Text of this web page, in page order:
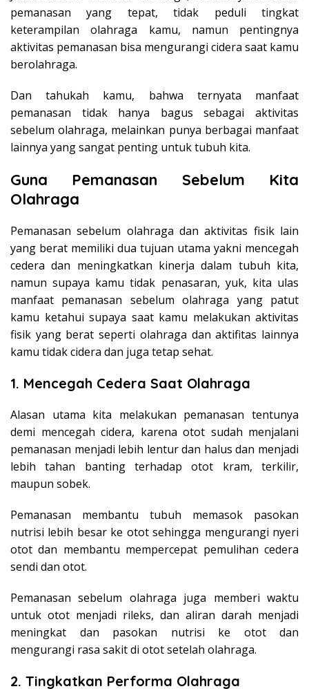
pemanasan yang tepat, tidak peduli tingkat
keterampilan olahraga kamu, namun pentingnya
aktivitas pemanasan bisa mengurangi cidera saat kamu
berolahraga.
Dan tahukah kamu, bahwa ternyata manfaat
pemanasan tidak hanya bagus sebagai aktivitas
sebelum olahraga, melainkan punya berbagai manfaat
lainnya yang sangat penting untuk tubuh kita.
Guna Pemanasan Sebelum Kita
Olahraga
Pemanasan sebelum olahraga dan aktivitas fisik lain
yang berat memiliki dua tujuan utama yakni mencegah
cedera dan meningkatkan kinerja dalam tubuh kita,
namun supaya kamu tidak penasaran, yuk, kita ulas
manfaat pemanasan sebelum olahraga yang patut
kamu ketahui supaya saat kamu melakukan aktivitas
fisik yang berat seperti olahraga dan aktifitas lainnya
kamu tidak cidera dan juga tetap sehat.
1. Mencegah Cedera Saat Olahraga
Alasan utama kita melakukan pemanasan tentunya
demi mencegah cidera, karena otot sudah menjalani
pemanasan menjadi lebih lentur dan halus dan menjadi
lebih tahan banting terhadap otot kram, terkilir,
maupun sobek.
Pemanasan membantu tubuh memasok pasokan
nutrisi lebih besar ke otot sehingga mengurangi nyeri
otot dan membantu mempercepat pemulihan cedera
sendi dan otot.
Pemanasan sebelum olahraga juga memberi waktu
untuk otot menjadi rileks, dan aliran darah menjadi
meningkat dan pasokan nutrisi ke otot dan
mengurangi rasa sakit di otot setelah olahraga.
2. Tingkatkan Performa Olahraga